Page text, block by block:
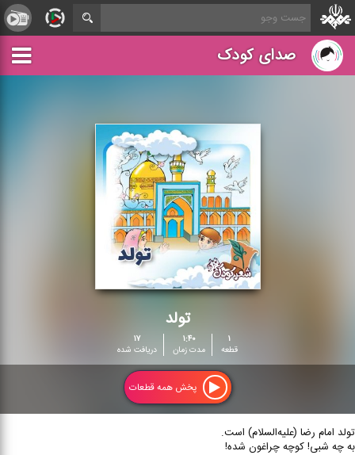
صدای کودک
تولد
۱
قطعه
۱:۴۰
مدت زمان
۱۷
دریافت شده
پخش همه قطعات
تولد امام رضا (علیه‌السلام) است.
به چه شبی! کوچه چراغون شده!